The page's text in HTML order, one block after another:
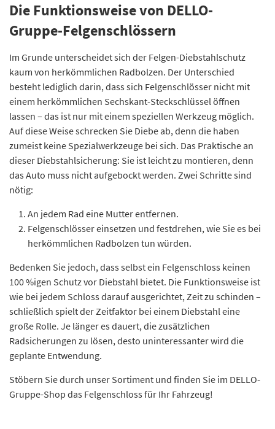
Die Funktionsweise von DELLO-
Gruppe-Felgenschlössern
Im Grunde unterscheidet sich der Felgen-Diebstahlschutz
kaum von herkömmlichen Radbolzen. Der Unterschied
besteht lediglich darin, dass sich Felgenschlösser nicht mit
einem herkömmlichen Sechskant-Steckschlüssel öffnen
lassen – das ist nur mit einem speziellen Werkzeug möglich.
Auf diese Weise schrecken Sie Diebe ab, denn die haben
zumeist keine Spezialwerkzeuge bei sich. Das Praktische an
dieser Diebstahlsicherung: Sie ist leicht zu montieren, denn
das Auto muss nicht aufgebockt werden. Zwei Schritte sind
nötig:
An jedem Rad eine Mutter entfernen.
Felgenschlösser einsetzen und festdrehen, wie Sie es bei
herkömmlichen Radbolzen tun würden.
Bedenken Sie jedoch, dass selbst ein Felgenschloss keinen
100 %igen Schutz vor Diebstahl bietet. Die Funktionsweise ist
wie bei jedem Schloss darauf ausgerichtet, Zeit zu schinden –
schließlich spielt der Zeitfaktor bei einem Diebstahl eine
große Rolle. Je länger es dauert, die zusätzlichen
Radsicherungen zu lösen, desto uninteressanter wird die
geplante Entwendung.
Stöbern Sie durch unser Sortiment und finden Sie im DELLO-
Gruppe-Shop das Felgenschloss für Ihr Fahrzeug!